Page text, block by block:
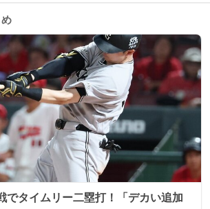
でタイムリー二塁打！「デカい追加